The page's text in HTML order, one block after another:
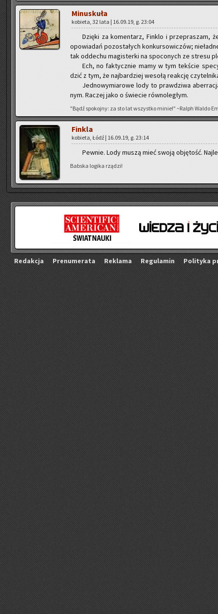
Mi­nu­sku­ła
ko­bie­ta, 32 lata | 16.09.19, g. 23:04
Dzię­ki za ko­men­tarz, Fin­klo i prze­pra­szam,
opo­wia­dań po­zo­sta­łych kon­kur­so­wi­czów;
tak od­de­chu ma­gi­ster­ki na spo­co­nych ze stre­su
Ech, no fak­tycz­nie mamy w tym tek­ście
dzić z tym, że naj­bar­dziej we­so­łą re­ak­cję
Jed­no­wy­mia­ro­we lody to praw­dzi­wa
nym. Ra­czej jako o świe­cie rów­no­le­głym.
"Bądź spo­koj­ny: za sto lat wszyst­ko minie!" ~Ralph Waldo
Fin­kla
ko­bie­ta, Łódź | 16.09.19, g. 23:14
Pew­nie. Lody muszą mieć swoją ob­ję­tość.
Bab­ska lo­gi­ka rzą­dzi!
Re­dak­cja Pre­nu­me­ra­ta Re­kla­ma Re­gu­la­min Po­li­ty­ka